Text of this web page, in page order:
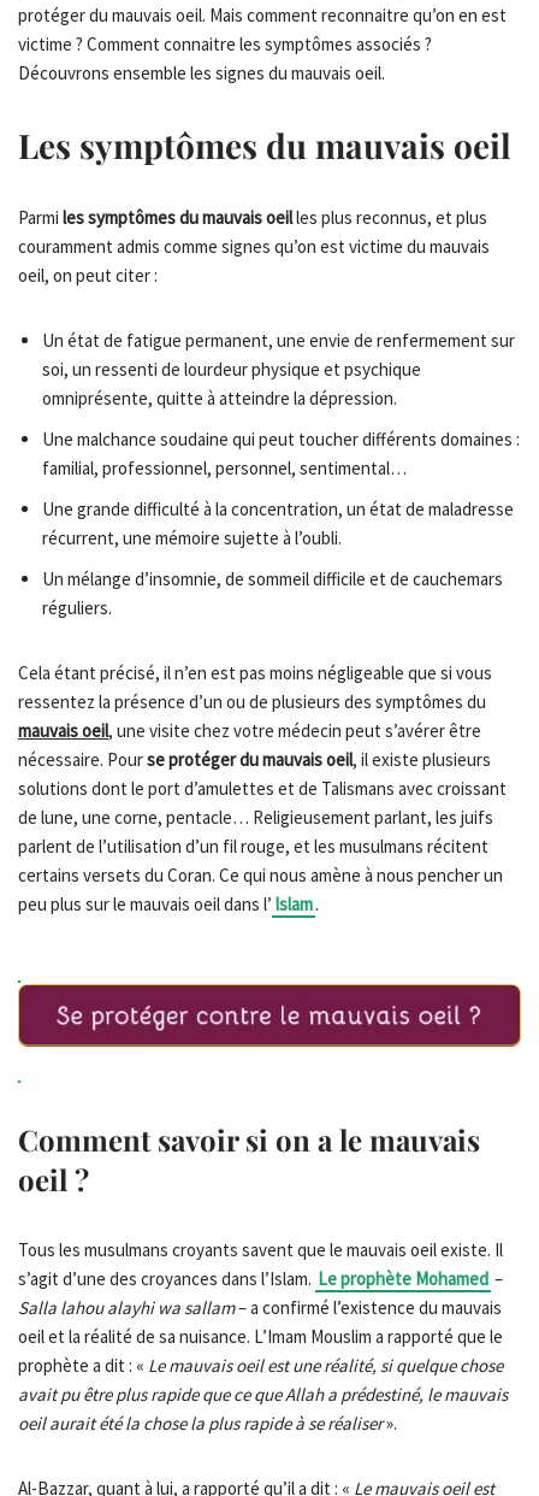
protéger du mauvais oeil. Mais comment reconnaitre qu’on en est
victime ? Comment connaitre les symptômes associés ?
Découvrons ensemble les signes du mauvais oeil.
Les symptômes du mauvais oeil
Parmi les symptômes du mauvais oeilles plus reconnus, et plus
couramment admis comme signes qu’on est victime du mauvais
oeil, on peut citer :
Un état de fatigue permanent, une envie de renfermement sur
soi, un ressenti de lourdeur physique et psychique
omniprésente, quitte à atteindre la dépression.
Une malchance soudaine qui peut toucher différents domaines :
familial, professionnel, personnel, sentimental…
Une grande difficulté à la concentration, un état de maladresse
récurrent, une mémoire sujette à l’oubli.
Un mélange d’insomnie, de sommeil difficile et de cauchemars
réguliers.
Cela étant précisé, il n’en est pas moins négligeable que si vous
ressentez la présence d’un ou de plusieurs des symptômes du
mauvais oeil, une visite chez votre médecin peut s’avérer être
nécessaire. Pourse protéger du mauvais oeil, il existe plusieurs
solutions dont le port d’amulettes et de Talismans avec croissant
de lune, une corne, pentacle… Religieusement parlant, les juifs
parlent de l’utilisation d’un fil rouge, et les musulmans récitent
certains versets du Coran. Ce qui nous amène à nous pencher un
peu plus sur le mauvais oeil dans l’ Islam.
Comment savoir si on a le mauvais
oeil ?
Tous les musulmans croyants savent que le mauvais oeil existe. Il
s’agit d’une des croyances dans l’Islam. Le prophète Mohamed –
Salla lahou alayhi wa sallam– a confirmé l’existence du mauvais
oeil et la réalité de sa nuisance. L’Imam Mouslim a rapporté que le
prophète a dit : « Le mauvais oeil est une réalité, si quelque chose
avait pu être plus rapide que ce que Allah a prédestiné, le mauvais
oeil aurait été la chose la plus rapide à se réaliser».
Al-Bazzar, quant à lui, a rapporté qu’il a dit : « Le mauvais oeil est